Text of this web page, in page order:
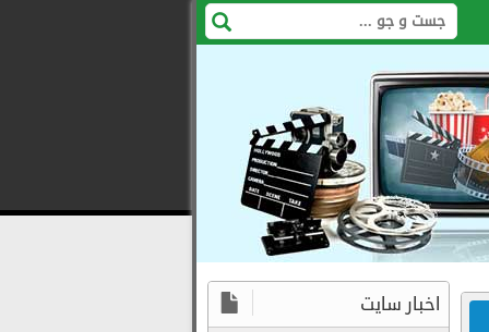
اخبار سایت